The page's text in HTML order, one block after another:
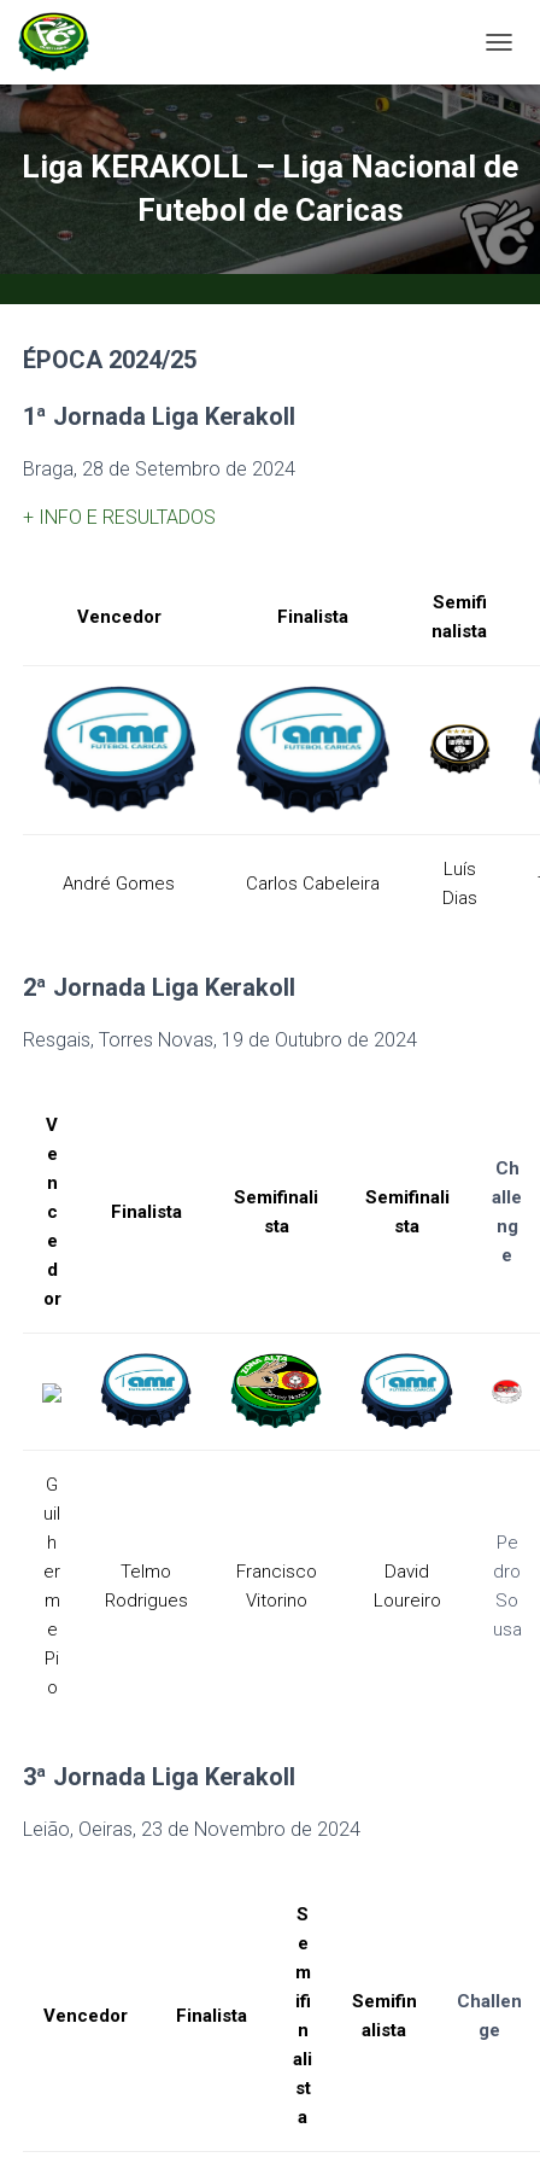
L
T
R
N
A
R
A
N
Liga KERAKOLL – Liga Nacional de
Futebol de Caricas
ÉPOCA 2024/25
1ª Jornada Liga Kerakoll
Braga, 28 de Setembro de 2024
+ INFO E RESULTADOS
Vencedor Finalista
Semifi
nalista
André Gomes Carlos Cabeleira
Luís
Dias
2ª Jornada Liga Kerakoll
Resgais, Torres Novas, 19 de Outubro de 2024
V
e
n
c
e
d
or
Finalista
Semifinali
sta
Semifinali
sta
Ch
alle
ng
e
G
uil
h
er
m
e
Pi
o
Telmo
Rodrigues
Francisco
Vitorino
David
Loureiro
Pe
dro
So
usa
3ª Jornada Liga Kerakoll
Leião, Oeiras, 23 de Novembro de 2024
Vencedor Finalista
S
e
m
ifi
n
ali
st
a
Semifin
alista
Challen
ge